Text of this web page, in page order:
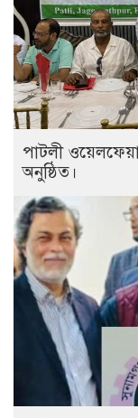
পাটলী
অনুষ্ঠিত।